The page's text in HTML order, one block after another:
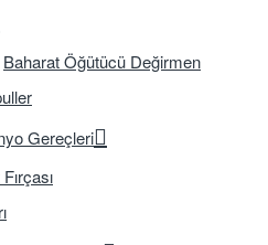
Baharat Öğütücü Değirmen
Gereçleri